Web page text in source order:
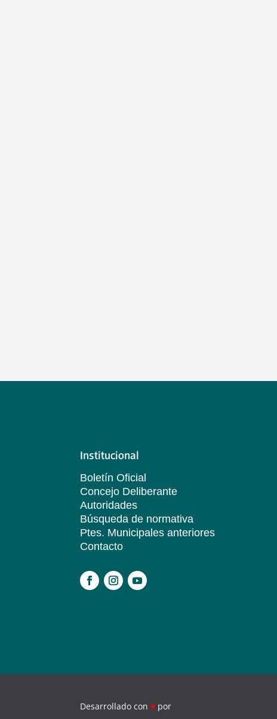
Institucional
Boletín Oficial
Concejo Deliberante
Autoridades
Búsqueda de normativa
Ptes. Municipales anteriores
Contacto
Desarrollado con ♥ por